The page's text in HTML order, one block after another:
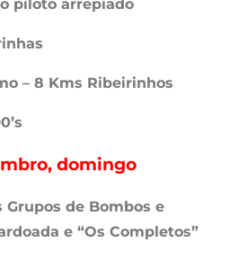
piloto arrepiado
– 8 Kms Ribeirinhos
domingo
Grupos de Bombos e
e “Os Completos”